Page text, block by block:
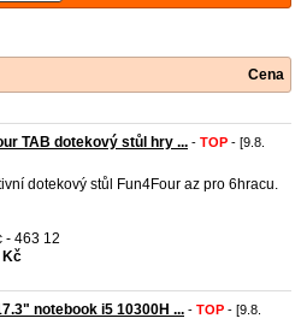
Cena
TAB dotekový stůl hry ... - TOP - [9.8.
dotekový stůl Fun4Four az pro 6hracu.
- 463 12
Kč
notebook i5 10300H ... - TOP - [9.8.